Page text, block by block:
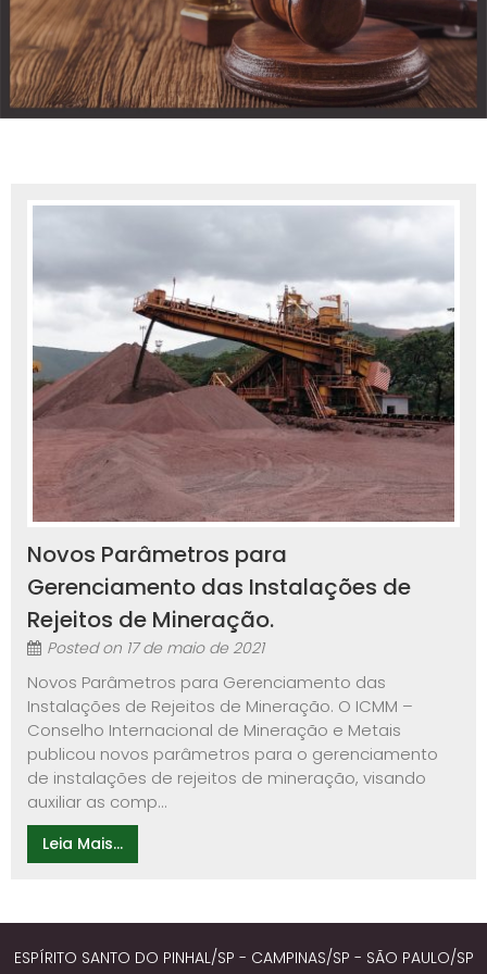
Novos Parâmetros para
Gerenciamento das Instalações de
Rejeitos de Mineração.
Posted on 17 de maio de 2021
Novos Parâmetros para Gerenciamento das
Instalações de Rejeitos de Mineração. O ICMM –
Conselho Internacional de Mineração e Metais
publicou novos parâmetros para o gerenciamento
de instalações de rejeitos de mineração, visando
auxiliar as comp...
Leia Mais...
ESPÍRITO SANTO DO PINHAL/SP - CAMPINAS/SP - SÃO PAULO/SP